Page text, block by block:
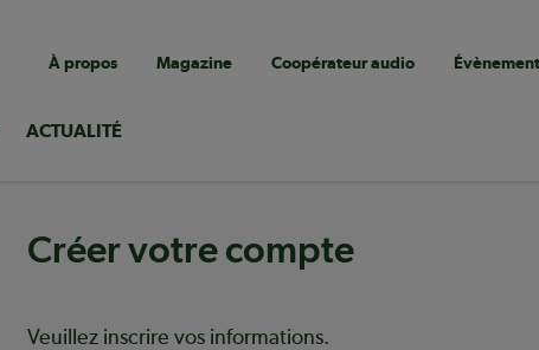
Navigation
utilitaire
À propos Magazine Coopérateur audio
ACTUALITÉ
Créer votre compte
Aide :
Veuillez inscrire vos informations.